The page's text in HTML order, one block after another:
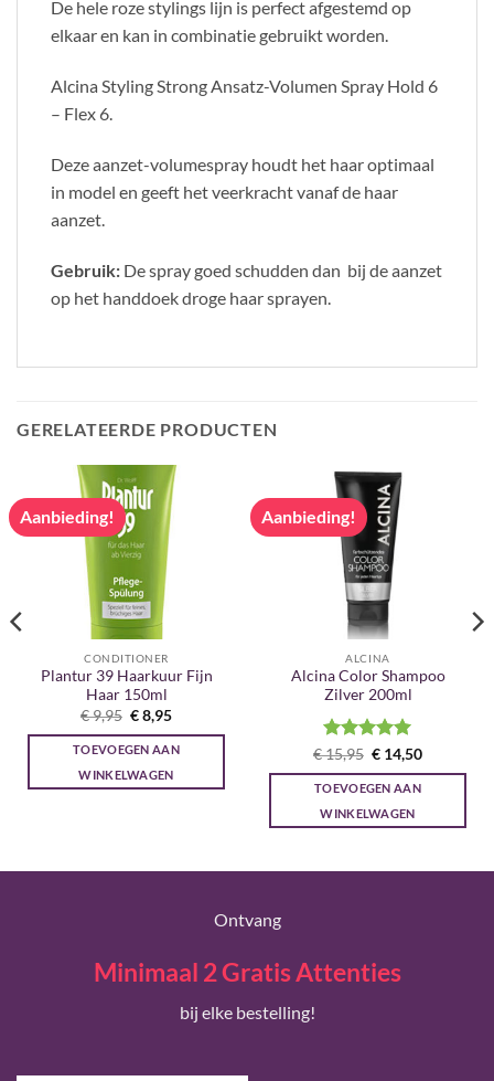
De hele roze stylings lijn is perfect afgestemd op
elkaar en kan in combinatie gebruikt worden.
Alcina Styling Strong Ansatz-Volumen Spray Hold 6
– Flex 6.
Deze aanzet-volumespray houdt het haar optimaal
in model en geeft het veerkracht vanaf de haar
aanzet.
Gebruik: De spray goed schudden dan bij de aanzet
op het handdoek droge haar sprayen.
GERELATEERDE PRODUCTEN
Aanbieding!
CONDITIONER
Plantur 39 Haarkuur Fijn
Haar 150ml
€9,95 Oorspronkelijke
prijs
was:
€ 9,95.
€8,95Huidige
is:
€ 8,95.
TOEVOEGEN AAN
WINKELWAGEN
Aanbieding!
ALCINA
Alcina Color Shampoo
Zilver 200ml
Gewaardeerd
5uit 5
€15,95 Oorspronkelijke
prijs
was:
€ 15,95.
€ 14,50Huidige
is:
TOEVOEGEN AAN
WINKELWAGEN
Ontvang
Minimaal 2 Gratis Attenties
bij elke bestelling!